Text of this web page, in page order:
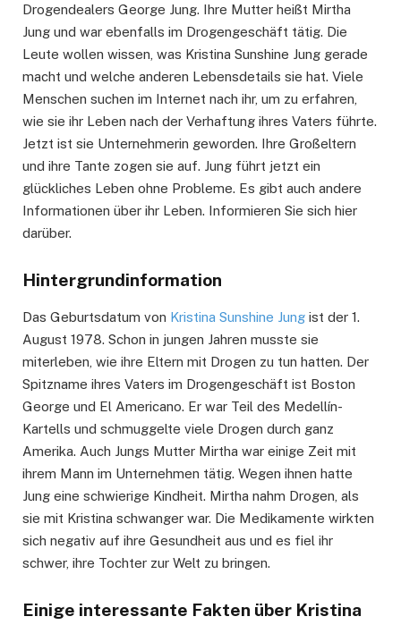
Drogendealers George Jung. Ihre Mutter heißt Mirtha
Jung und war ebenfalls im Drogengeschäft tätig. Die
Leute wollen wissen, was Kristina Sunshine Jung gerade
macht und welche anderen Lebensdetails sie hat. Viele
Menschen suchen im Internet nach ihr, um zu erfahren,
wie sie ihr Leben nach der Verhaftung ihres Vaters führte.
Jetzt ist sie Unternehmerin geworden. Ihre Großeltern
und ihre Tante zogen sie auf. Jung führt jetzt ein
glückliches Leben ohne Probleme. Es gibt auch andere
Informationen über ihr Leben. Informieren Sie sich hier
darüber.
Hintergrundinformation
Das Geburtsdatum von Kristina Sunshine Jung ist der 1.
August 1978. Schon in jungen Jahren musste sie
miterleben, wie ihre Eltern mit Drogen zu tun hatten. Der
Spitzname ihres Vaters im Drogengeschäft ist Boston
George und El Americano. Er war Teil des Medellín-
Kartells und schmuggelte viele Drogen durch ganz
Amerika. Auch Jungs Mutter Mirtha war einige Zeit mit
ihrem Mann im Unternehmen tätig. Wegen ihnen hatte
Jung eine schwierige Kindheit. Mirtha nahm Drogen, als
sie mit Kristina schwanger war. Die Medikamente wirkten
sich negativ auf ihre Gesundheit aus und es fiel ihr
schwer, ihre Tochter zur Welt zu bringen.
Einige interessante Fakten über Kristina